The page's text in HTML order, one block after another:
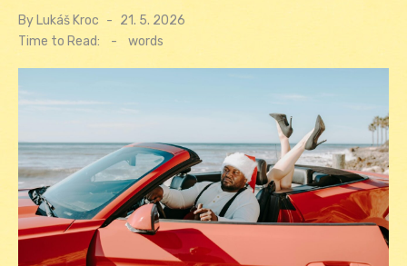
By Lukáš Kroc
Posted
on
21. 5. 2026
Time to Read:
- words